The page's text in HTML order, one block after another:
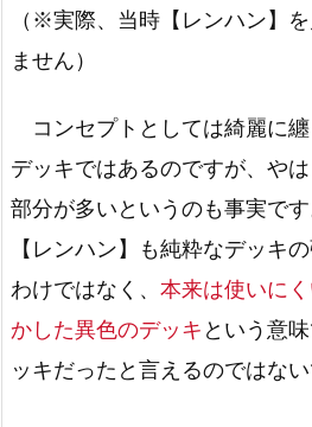
（※実際、当時【レンハン】
ません）
コンセプトとしては綺麗に
デッキではあるのですが、や
部分が多いというのも事実で
【レンハン】も純粋なデッキ
わけではなく、 本来は使いにく
かした異色のデッキ という意
ッキだったと言えるのではない